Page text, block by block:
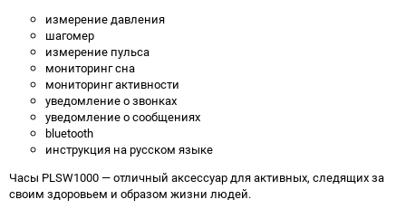
измерение давления
шагомер
измерение пульса
мониторинг сна
мониторинг активности
уведомление о звонках
уведомление о сообщениях
bluetooth
инструкция на русском языке
Часы PLSW1000 — отличный аксессуар для активных, следящих за
своим здоровьем и образом жизни людей.